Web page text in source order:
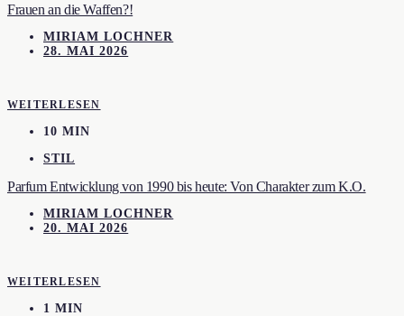
Frauen an die Waffen?!
MIRIAM LOCHNER
28. MAI 2026
WEITERLESEN
10 MIN
STIL
Parfum Entwicklung von 1990 bis heute: Von Charakter zum K.O.
MIRIAM LOCHNER
20. MAI 2026
WEITERLESEN
1 MIN